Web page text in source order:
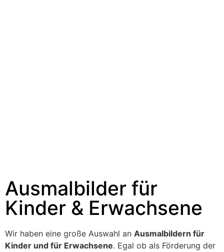
Ausmalbilder für
Kinder & Erwachsene
Wir haben eine große Auswahl an Ausmalbildern für
Kinder und für Erwachsene. Egal ob als Förderung der